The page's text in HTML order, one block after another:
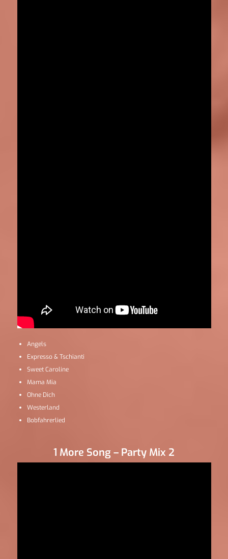
Angels
Expresso & Tschianti
Sweet Caroline
Mama Mia
Ohne Dich
Westerland
Bobfahrerlied
1 More Song – Party Mix 2